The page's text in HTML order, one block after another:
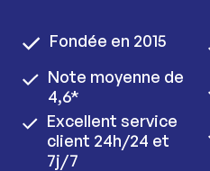
Fondée en 2015
Note moyenne de
4,6*
Excellent service
client 24h/24 et
7j/7